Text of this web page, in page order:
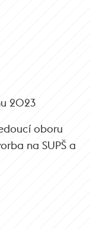
2023
oboru
na SUPŠ a